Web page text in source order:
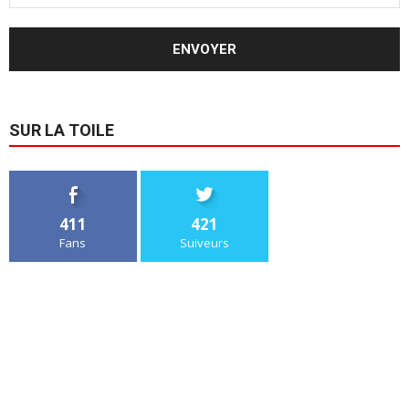
SUR LA TOILE
411
Fans
421
Suiveurs